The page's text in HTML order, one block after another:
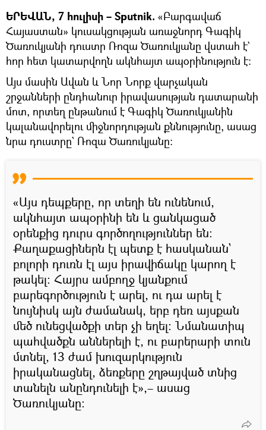
ԵՐԵՎԱՆ, 7 հուլիսի – Sputnik. «Բարգավաճ
Հայաստան» կուսակցության առաջնորդ Գագիկ
Ծառուկյանի դուստր Ռոզա Ծառուկյանը վստահ է`
հոր հետ կատարվողն ակնհայտ ապօրինություն է։
Այս մասին Ավան և Նոր Նորք վարչական
շրջանների ընդհանուր իրավասության դատարանի
մոտ, որտեղ ընթանում է Գագիկ Ծառուկյանին
կալանավորելու միջնորդության քննությունը, ասաց
նրա դուստրը` Ռոզա Ծառուկյանը։
«Այս դեպքերը, որ տեղի են ունենում,
ակնհայտ ապօրինի են և ցանկացած
օրենքից դուրս գործողություններ են։
Քաղաքացիներն էլ պետք է հասկանան`
բոլորի դուռն էլ այս իրավիճակը կարող է
թակել։ Հայրս ամբողջ կյանքում
բարեգործություն է արել, ու դա արել է
նույնիսկ այն ժամանակ, երբ դեռ այսքան
մեծ ունեցվածքի տեր չի եղել։ Նմանատիպ
պահվածքն աններելի է, ու բարերարի տուն
մտնել, 13 ժամ խուզարկություն
իրականացնել, ձեռքերը շղթայված տնից
տանելն անընդունելի է»,– ասաց
Ծառուկյանը։